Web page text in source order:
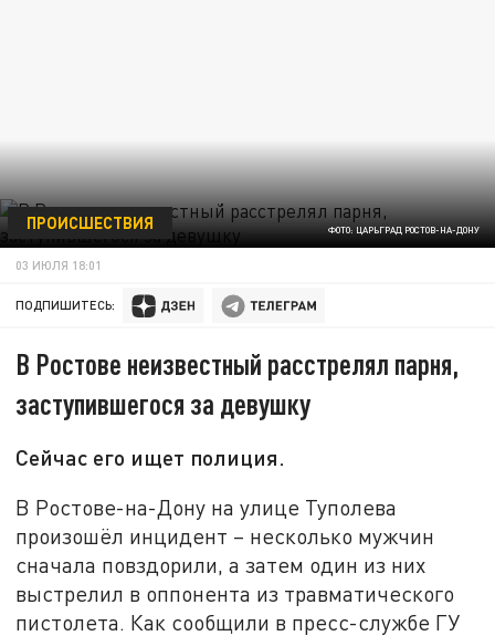
ФОТО: ЦАРЬГРАД РОСТОВ-НА-ДОНУ
ПРОИСШЕСТВИЯ
03 ИЮЛЯ 18:01
ПОДПИШИТЕСЬ:
В Ростове неизвестный расстрелял парня,
заступившегося за девушку
Сейчас его ищет полиция.
В Ростове-на-Дону на улице Туполева
произошёл инцидент – несколько мужчин
сначала повздорили, а затем один из них
выстрелил в оппонента из травматического
пистолета. Как сообщили в пресс-службе ГУ